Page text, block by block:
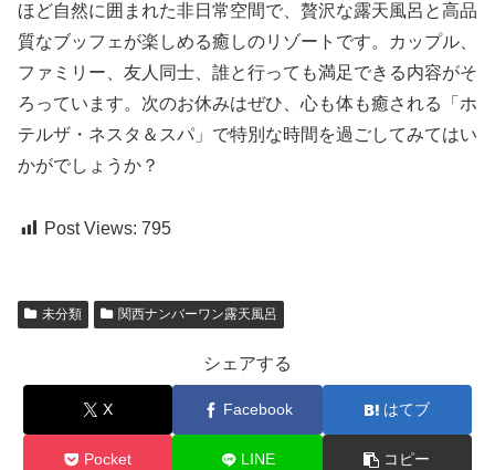
ほど自然に囲まれた非日常空間で、贅沢な露天風呂と高品
質なブッフェが楽しめる癒しのリゾートです。カップル、
ファミリー、友人同士、誰と行っても満足できる内容がそ
ろっています。次のお休みはぜひ、心も体も癒される「ホ
テルザ・ネスタ＆スパ」で特別な時間を過ごしてみてはい
かがでしょうか？
Post Views: 795
未分類 関西ナンバーワン露天風呂
シェアする
X Facebook はてブ
Pocket LINE コピー